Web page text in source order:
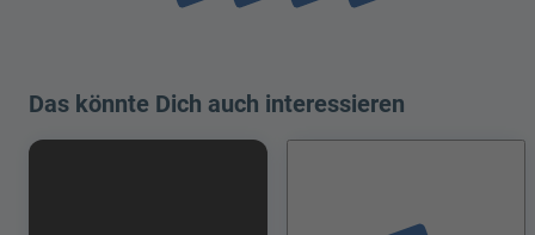
Das könnte Dich auch interessieren